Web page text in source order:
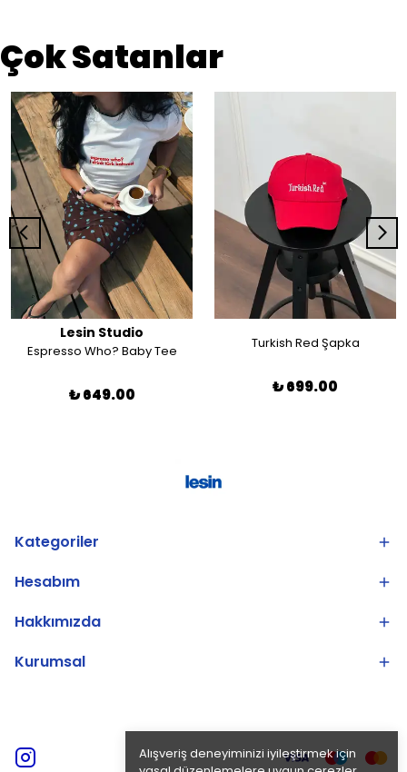
Alışveriş deneyiminizi iyileştirmek için
Çok Satanlar
Lesin Studio
Espresso Who? Baby Tee
₺ 649.00
Turkish Red Şapka
₺ 699.00
Kategoriler
Hesabım
Hakkımızda
Kurumsal